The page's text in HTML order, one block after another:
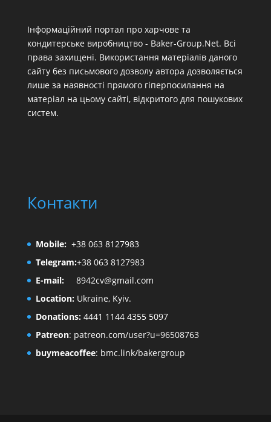
Інформаційний портал про харчове та
кондитерське виробництво - Baker-Group.Net. Всі
права захищені. Використання матеріалів даного
сайту без письмового дозволу автора дозволяється
лише за наявності прямого гіперпосилання на
матеріал на цьому сайті, відкритого для пошукових
систем.
Контакти
Mobile: +38 063 8127983
Telegram:+38 063 8127983
E-mail:
8942cv@gmail.com
Location:Ukraine, Kyiv.
Donations:4441 1144 4355 5097
Patreon: patreon.com/user?u=96508763
buymeacoffee: bmc.link/bakergroup